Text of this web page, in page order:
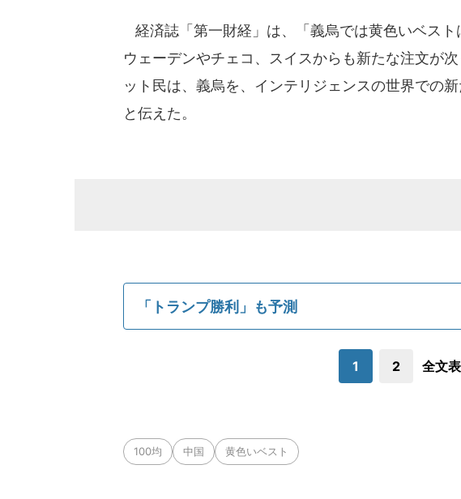
経済誌「第一財経」は、「義烏では黄色いベス
ウェーデンやチェコ、スイスからも新たな注文が
ット民は、義烏を、インテリジェンスの世界での
と伝えた。
「トランプ勝利」も予測
1 2 全文
100均 中国 黄色いベスト